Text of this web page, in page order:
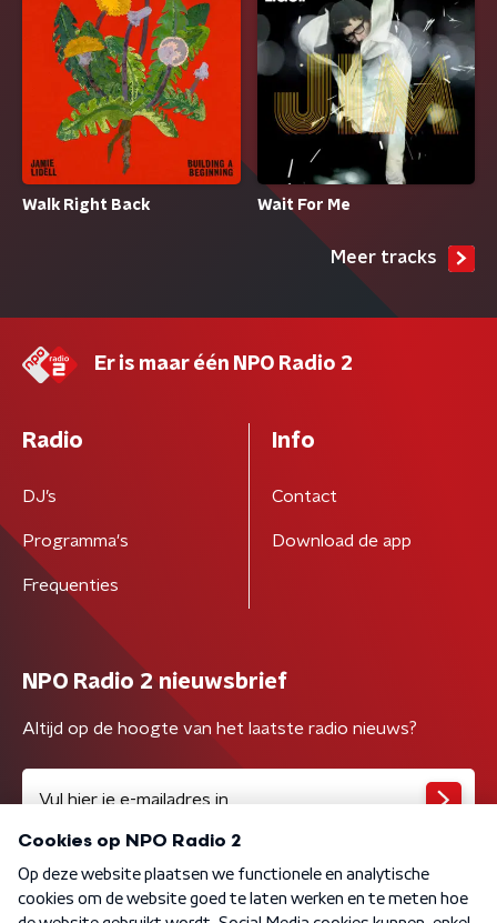
Walk Right Back Wait For Me
Meer tracks
Er is maar één NPO Radio 2
Radio
DJ’s
Programma's
Frequenties
Info
Contact
Download de app
NPO Radio 2 nieuwsbrief
Altijd op de hoogte van het laatste radio nieuws?